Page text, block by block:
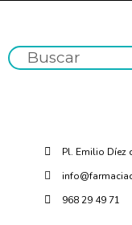
Pl. Emilio Díez
968 29 49 71